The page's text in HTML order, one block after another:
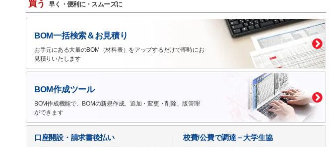
買う 早く・便利に・スムーズに
BOM一括検索＆お見積り
お手元にある大量のBOM（材料表）をアップするだけで即時にお
見積りいたします
BOM作成ツール
BOM作成機能で、BOMの新規作成、追加・変更・削除、版管理
ができます
口座開設・請求書後払い 校費/公費で調達－大学生協